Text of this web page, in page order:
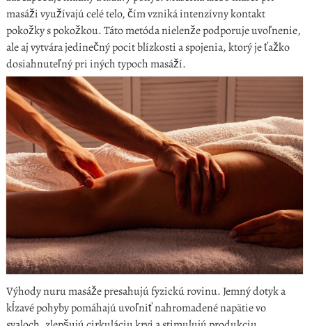
masáži využívajú celé telo, čím vzniká intenzívny kontakt
pokožky s pokožkou. Táto metóda nielenže podporuje uvoľnenie,
ale aj vytvára jedinečný pocit blízkosti a spojenia, ktorý je ťažko
dosiahnuteľný pri iných typoch masáží.
Výhody nuru masáže presahujú fyzickú rovinu. Jemný dotyk a
kĺzavé pohyby pomáhajú uvoľniť nahromadené napätie vo